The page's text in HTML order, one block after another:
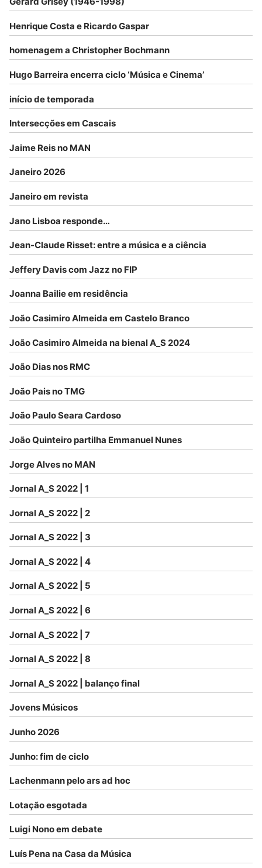
Henrique Costa e Ricardo Gaspar
homenagem a Christopher Bochmann
Hugo Barreira encerra ciclo ‘Música e Cinema’
início de temporada
Intersecções em Cascais
Jaime Reis no MAN
Janeiro 2026
Janeiro em revista
Jano Lisboa responde…
Jean-Claude Risset: entre a música e a ciência
Jeffery Davis com Jazz no FIP
Joanna Bailie em residência
João Casimiro Almeida em Castelo Branco
João Casimiro Almeida na bienal A_S 2024
João Dias nos RMC
João Pais no TMG
João Paulo Seara Cardoso
João Quinteiro partilha Emmanuel Nunes
Jorge Alves no MAN
Jornal A_S 2022 | 1
Jornal A_S 2022 | 2
Jornal A_S 2022 | 3
Jornal A_S 2022 | 4
Jornal A_S 2022 | 5
Jornal A_S 2022 | 6
Jornal A_S 2022 | 7
Jornal A_S 2022 | 8
Jornal A_S 2022 | balanço final
Jovens Músicos
Junho 2026
Junho: fim de ciclo
Lachenmann pelo ars ad hoc
Lotação esgotada
Luigi Nono em debate
Luís Pena na Casa da Música